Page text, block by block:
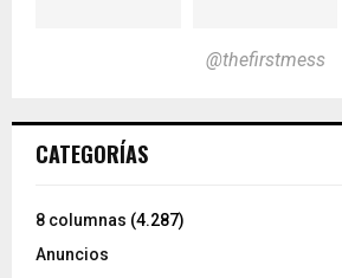
@thefirstmess
CATEGORÍAS
8 columnas (4.287)
Anuncios